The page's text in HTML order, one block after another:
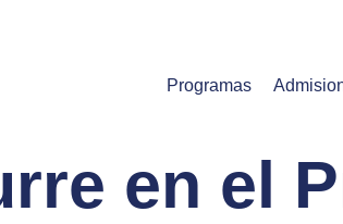
Programas
en el